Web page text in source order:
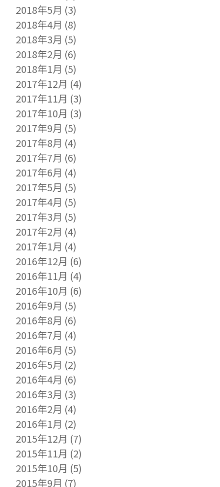
2018年5月 (3)
2018年4月 (8)
2018年3月 (5)
2018年2月 (6)
2018年1月 (5)
2017年12月 (4)
2017年11月 (3)
2017年10月 (3)
2017年9月 (5)
2017年8月 (4)
2017年7月 (6)
2017年6月 (4)
2017年5月 (5)
2017年4月 (5)
2017年3月 (5)
2017年2月 (4)
2017年1月 (4)
2016年12月 (6)
2016年11月 (4)
2016年10月 (6)
2016年9月 (5)
2016年8月 (6)
2016年7月 (4)
2016年6月 (5)
2016年5月 (2)
2016年4月 (6)
2016年3月 (3)
2016年2月 (4)
2016年1月 (2)
2015年12月 (7)
2015年11月 (2)
2015年10月 (5)
2015年9月 (7)